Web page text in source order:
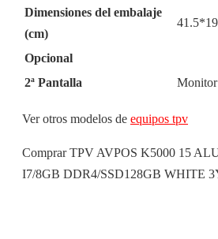
Dimensiones del embalaje
(cm)
Opcional
2ª Pantalla
Ver otros modelos de equipos tpv
Comprar TPV AVPOS K5000 15
I7/8GB DDR4/SSD128GB WHITE